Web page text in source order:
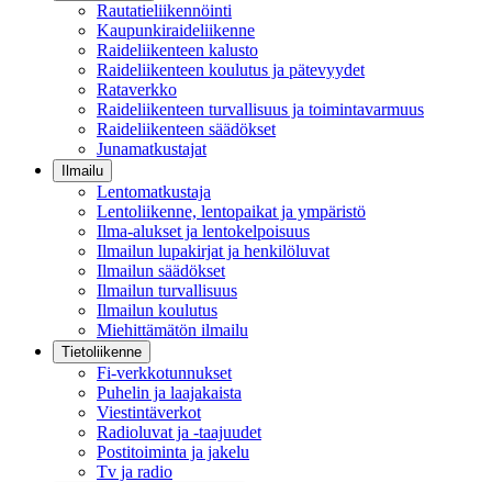
Rautatieliikennöinti
Kaupunkiraideliikenne
Raideliikenteen kalusto
Raideliikenteen koulutus ja pätevyydet
Rataverkko
Raideliikenteen turvallisuus ja toimintavarmuus
Raideliikenteen säädökset
Junamatkustajat
Ilmailu
Lentomatkustaja
Lentoliikenne, lentopaikat ja ympäristö
Ilma-alukset ja lentokelpoisuus
Ilmailun lupakirjat ja henkilöluvat
Ilmailun säädökset
Ilmailun turvallisuus
Ilmailun koulutus
Miehittämätön ilmailu
Tietoliikenne
Fi-verkkotunnukset
Puhelin ja laajakaista
Viestintäverkot
Radioluvat ja -taajuudet
Postitoiminta ja jakelu
Tv ja radio